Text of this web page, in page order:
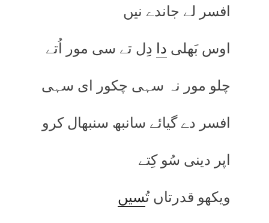
افسر لے جاندے نیں
اوس بَھلی دا دِل تے سی مور اُتے
چلو مور نہ سہی چکور ای سہی
افسر دے گیائے سانبھ سنبھال کرو
اپر دینی سُو کِتے
ویکھو قدرتاں تُسیں